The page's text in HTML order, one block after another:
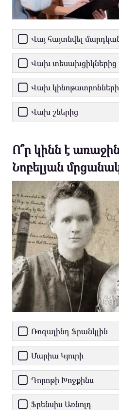
Վայ հայտնվել
Վախ տեսախցիկներից
Վախ
Վախ շներից
Ո՞ր կինն է
Նոբելյան մրցանակ
Ռոզալինդ Ֆրանկլին
Մարիա Կյուրի
Դորոթի Խոջքինս
Ֆրենսիս Առնոլդ